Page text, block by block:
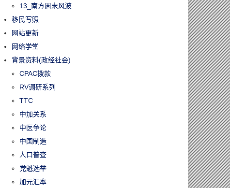
20260806/大多伦多房
价一年跌4.5%！越来
越多经济学家开始
说：加拿大楼市或已
13_南方周末风波
移民写照
网站更新
网络学堂
背景资料(政经社会)
CPAC拨款
RV调研系列
TTC
中加关系
中医争论
中国制造
人口普查
党魁选举
加元汇率